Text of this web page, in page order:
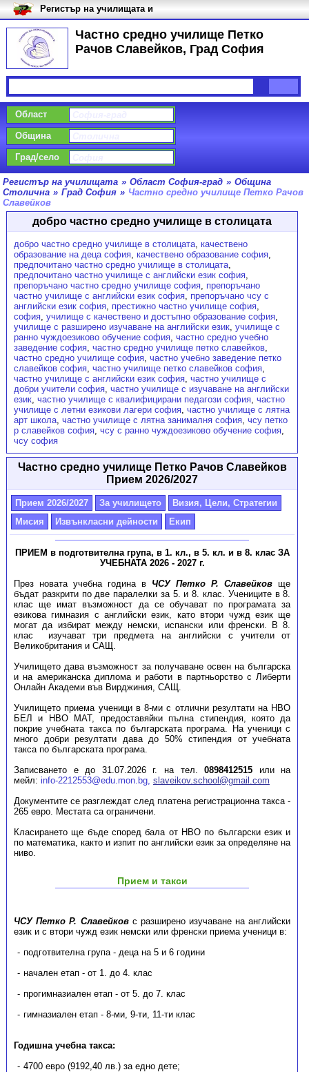
Частно средно училище Петко
Рачов Славейков, Град София
Регистър на училищата и
университетите в България
Област
Община
Град/село
Регистър на училищата » Област София-град » Община
Столична » Град София » Частно средно училище Петко Рачов
Славейков
добро частно средно училище в столицата
добро частно средно училище в столицата, качествено
образование на деца софия, качествено образование софия,
предпочитано частно средно училище в столицата,
предпочитано частно училище с английски език софия,
препоръчано частно средно училище софия, препоръчано
частно училище с английски език софия, препоръчано чсу с
английски език софия, престижно частно училище софия,
софия, училище с качествено и достъпно образование софия,
училище с разширено изучаване на английски език, училище с
ранно чуждоезиково обучение софия, частно средно учебно
заведение софия, частно средно училище петко славейков,
частно средно училище софия, частно учебно заведение петко
славейков софия, частно училище петко славейков софия,
частно училище с английски език софия, частно училище с
добри учители софия, частно училище с изучаване на английски
език, частно училище с квалифицирани педагози софия, частно
училище с летни езикови лагери софия, частно училище с лятна
арт школа, частно училище с лятна занималня софия, чсу петко
р славейков софия, чсу с ранно чуждоезиково обучение софия,
чсу софия
Частно средно училище Петко Рачов Славейков
Прием 2026/2027
Прием 2026/2027 За училището
Визия, Цели, Стратегии
Мисия
Извънкласни дейности Екип
ПРИЕМ в подготвителна група, в 1. кл., в 5. кл. и в 8. клас ЗА
УЧЕБНАТА 2026 - 2027 г.
През новата учебна година в ЧСУ Петко Р. Славейков ще
бъдат разкрити по две паралелки за 5. и 8. клас. Учениците в 8.
клас ще имат възможност да се обучават по програмата за
езикова гимназия с английски език, като втори чужд език ще
могат да избират между немски, испански или френски. В 8.
клас изучават три предмета на английски с учители от
Великобритания и САЩ.
Училището дава възможност за получаване освен на българска
и на американска диплома и работи в партньорство с Либерти
Онлайн Академи във Вирджиния, САЩ.
Училището приема ученици в 8-ми с отлични резултати на НВО
БЕЛ и НВО МАТ, предоставяйки пълна стипендия, която да
покрие учебната такса по българската програма. На ученици с
много добри резултати дава до 50% стипендия от учебната
такса по българската програма.
Записването е до 31.07.2026 г. на тел. 0898412515 или на
мейл: info-2212553@edu.mon.bg, slaveikov.school@gmail.com
Документите се разглеждат след платена регистрационна такса -
265 евро. Местата са ограничени.
Класирането ще бъде според бала от НВО по български език и
по математика, както и изпит по английски език за определяне на
ниво.
Прием и такси
ЧСУ Петко Р. Славейковс разширено изучаване на английски
език и с втори чужд език немски или френски приема ученици в:
подготвителна група - деца на 5 и 6 години
начален етап - от 1. до 4. клас
прогимназиален етап - от 5. до 7. клас
гимназиален етап - 8-ми, 9-ти, 11-ти клас
Годишна учебна такса:
​4700 евро (9192,40 лв.) за едно дете;